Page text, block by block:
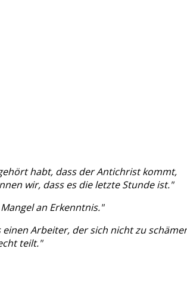
habt, dass der Antichrist kommt,
wir, dass es die letzte Stunde ist."
an Erkenntnis."
Arbeiter, der sich nicht zu
teilt."